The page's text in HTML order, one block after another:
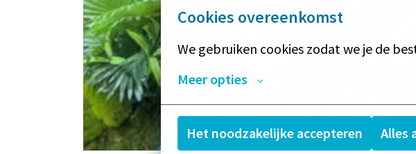
Cookies overeenkomst
We gebruiken cookies zodat we je de
Meer opties
Het noodzakelijke accepteren Alles